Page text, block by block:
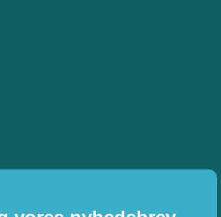
og nyheder fra shoppen.